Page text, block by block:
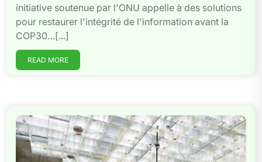
initiative soutenue par l'ONU appelle à des solutions
pour restaurer l'intégrité de l'information avant la
COP30…[...]
READ MORE